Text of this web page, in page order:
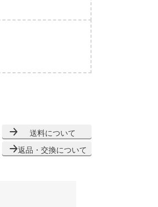
送料について
返品・交換について